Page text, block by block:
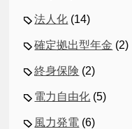
法人化 (14)
確定拠出型年金 (2)
終身保険 (2)
電力自由化 (5)
風力発電 (6)